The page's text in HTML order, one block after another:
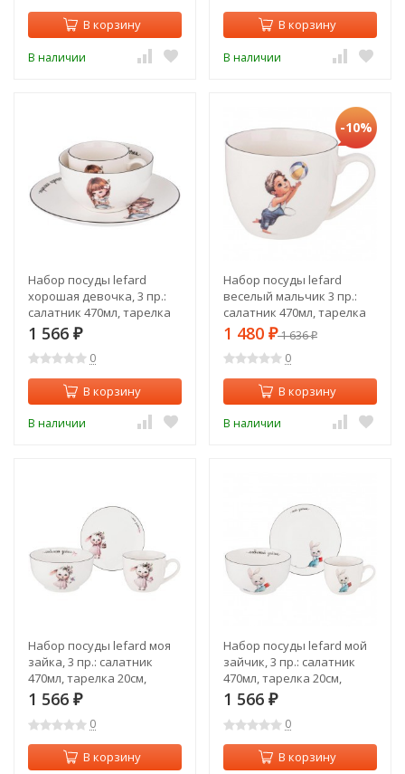
В корзину
В наличии
В корзину
В наличии
Набор посуды lefard
хорошая девочка, 3 пр.:
салатник 470мл, тарелка
20см, кружка 220мл Lefard
(260-681)
1 566 ₽
0
В корзину
В наличии
-10%
Набор посуды lefard
веселый мальчик 3 пр.:
салатник 470мл, тарелка
20см, кружка 220мл Lefard
(260-679)
1 480 ₽1 636₽
0
В корзину
В наличии
Набор посуды lefard моя
зайка, 3 пр.: салатник
470мл, тарелка 20см,
кружка 220мл Lefard (260-
1 566 ₽
0
В корзину
Набор посуды lefard мой
зайчик, 3 пр.: салатник
470мл, тарелка 20см,
кружка 220мл Lefard (260-
1 566 ₽
0
В корзину